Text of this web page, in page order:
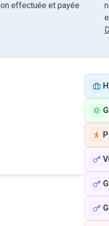
effectuée et payée